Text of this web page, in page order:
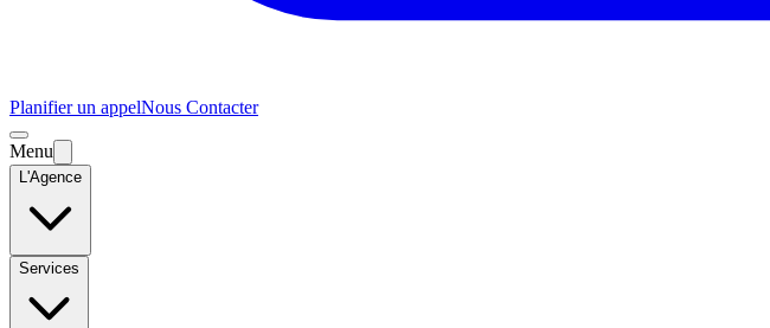
Planifier un appelNous Contacter
Menu
L'Agence
Services